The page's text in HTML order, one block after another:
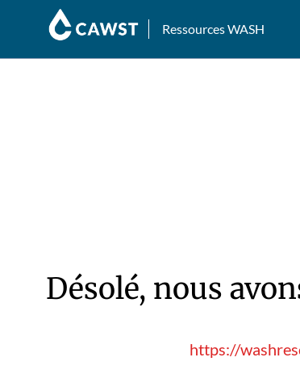
Ressources WASH
Désolé, nous
https://